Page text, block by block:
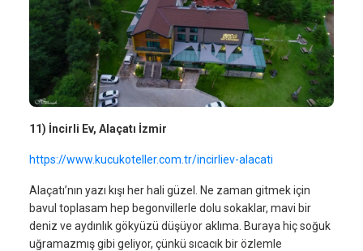
11) İncirli Ev, Alaçatı İzmir
https://www.kucukoteller.com.tr/incirliev-alacati
Alaçatı’nın yazı kışı her hali güzel. Ne zaman gitmek için
bavul toplasam hep begonvillerle dolu sokaklar, mavi bir
deniz ve aydınlık gökyüzü düşüyor aklıma. Buraya hiç soğuk
uğramazmış gibi geliyor, çünkü sıcacık bir özlemle